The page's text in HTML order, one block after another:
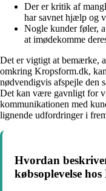
Der er kritik af
har savnet hjælp og
Nogle kunder føler,
at imødekomme
Det er vigtigt at bemærke,
omkring Kropsform.dk,
nødvendigvis afspejle den
Det kan være gavnligt for
kommunikationen med
lignende udfordringer i
Hvordan
købsoplevelse